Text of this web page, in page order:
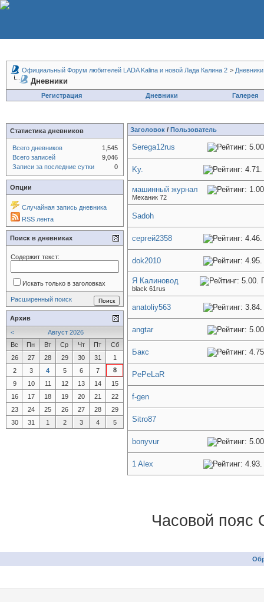
Официальный Форум любителей LADA Kalina и новой Лада Калина 2 > Дневники
Дневники
Регистрация Дневники Галерея
Заголовок / Пользователь
Serega12rus
Ky.
машинный журнал
Механик 72
Sadoh
сергей2358
dok2010
Я Калиновод
black 61rus
anatoliy563
angtar
Бакс
PePeLaR
f-gen
Sitro87
bonyvur
1 Alex
Статистика дневников
Всего дневников
1,545
Всего записей
9,046
Записи за последние сутки
0
Опции
Случайная запись дневника
RSS лента
Поиск в дневниках
Содержит текст:
Искать только в заголовках
Расширенный поиск
Архив
<
Август 2026
Вс
Пн Вт Ср Чт Пт
Сб
26
27 28 29 30 31
1
2
3 4 5 6 7
8
9
10 11 12 13 14
15
16
17 18 19 20 21
22
23
24 25 26 27 28
29
30
31 1 2 3 4 5
Часовой пояс